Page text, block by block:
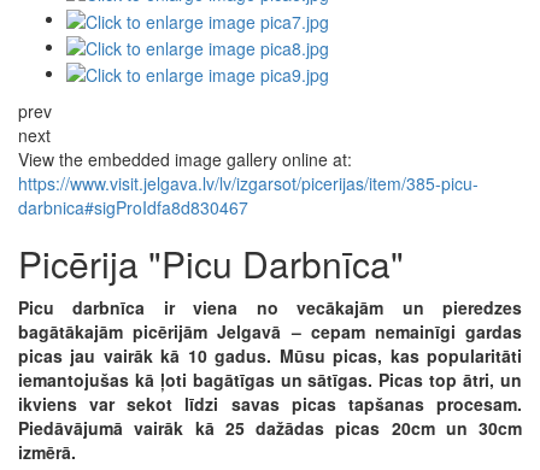
prev
next
View the embedded image gallery online at:
https://www.visit.jelgava.lv/lv/izgarsot/picerijas/item/385-picu-
darbnica#sigProIdfa8d830467
Picērija "Picu Darbnīca"
Picu darbnīca ir viena no vecākajām un pieredzes
bagātākajām picērijām Jelgavā – cepam nemainīgi gardas
picas jau vairāk kā 10 gadus. Mūsu picas, kas popularitāti
iemantojušas kā ļoti bagātīgas un sātīgas. Picas top ātri, un
ikviens var sekot līdzi savas picas tapšanas procesam.
Piedāvājumā vairāk kā 25 dažādas picas 20cm un 30cm
izmērā.